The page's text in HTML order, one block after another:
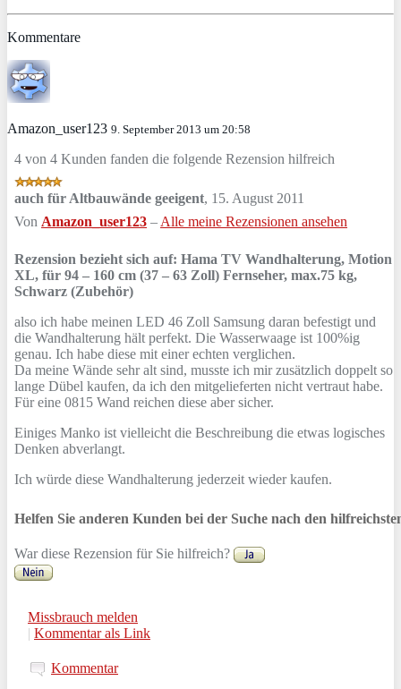
Kommentare
Amazon_user123 9. September 2013 um 20:58
4 von 4 Kunden fanden die folgende Rezension hilfreich
auch für Altbauwände geeigent, 15. August 2011
Von Amazon_user123 – Alle meine Rezensionen ansehen
Rezension bezieht sich auf: Hama TV Wandhalterung, Motion
XL, für 94 – 160 cm (37 – 63 Zoll) Fernseher, max.75 kg,
Schwarz (Zubehör)
also ich habe meinen LED 46 Zoll Samsung daran befestigt und
die Wandhalterung hält perfekt. Die Wasserwaage ist 100%ig
genau. Ich habe diese mit einer echten verglichen.
Da meine Wände sehr alt sind, musste ich mir zusätzlich doppelt so
lange Dübel kaufen, da ich den mitgelieferten nicht vertraut habe.
Für eine 0815 Wand reichen diese aber sicher.
Einiges Manko ist vielleicht die Beschreibung die etwas logisches
Denken abverlangt.
Ich würde diese Wandhalterung jederzeit wieder kaufen.
Helfen Sie anderen Kunden bei der Suche nach den
War diese Rezension für Sie hilfreich?
Missbrauch melden
| Kommentar als Link
Kommentar